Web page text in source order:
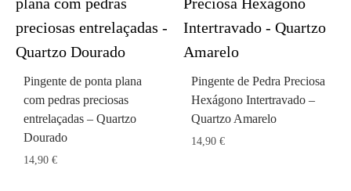
Pingente de ponta plana
com pedras preciosas
entrelaçadas – Quartzo
Dourado
14,90 €
Pingente de Pedra Preciosa
Hexágono Intertravado –
Quartzo Amarelo
14,90 €